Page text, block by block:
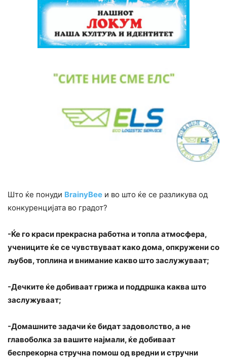
Што ќе понуди BrainyBee и во што ќе се разликува од
конкуренцијата во градот?
-Ќе го краси прекрасна работна и топла атмосфера,
учениците ќе се чувствуваат како дома, опкружени со
љубов, топлина и внимание какво што заслужуваат;
-Дечките ќе добиваат грижа и поддршка каква што
заслужуваат;
-Домашните задачи ќе бидат задоволство, а не
главоболка за вашите најмали, ќе добиваат
беспрекорна стручна помош од вредни и стручни